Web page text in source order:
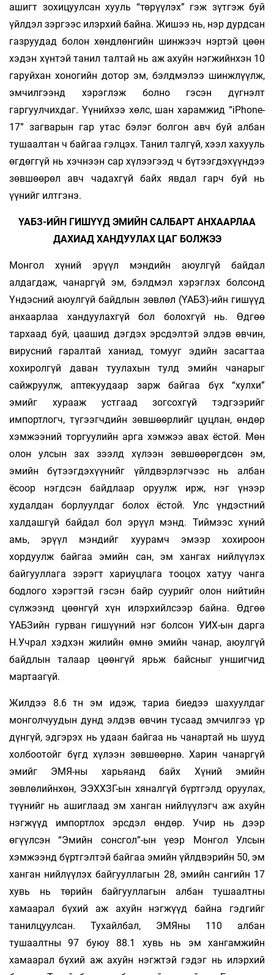
ашигт зохицуулсан хууль “төрүүлэх” гэж зүтгэж буй
үйлдэл зэргээс илэрхий байна. Жишээ нь, нэр дурдсан
газруудад болон хөндлөнгийн шинжээч нэртэй цөөн
хэдэн хүнтэй танил талтай нь аж ахуйн нэгжийнхэн 10
гаруйхан хоногийн дотор эм, бэлдмэлээ шинжлүүлж,
эмчилгээнд хэрэглэж болно гэсэн дүгнэлт
гаргуулчихдаг. Үүнийхээ хөлс, шан харамжид “iPhone-
17” загварын гар утас бэлэг болгон авч буй албан
тушаалтан ч байгаа гэлцэх. Танил талгүй, хээл хахууль
өгдөггүй нь хэчнээн сар хүлээгээд ч бүтээгдэхүүндээ
зөвшөөрөл авч чадахгүй байх явдал гарч буй нь
үүнийг илтгэнэ.
ҮАБЗ-ИЙН ГИШҮҮД ЭМИЙН САЛБАРТ АНХААРЛАА
ДАХИАД ХАНДУУЛАХ ЦАГ БОЛЖЭЭ
Монгол хүний эрүүл мэндийн аюулгүй байдал
алдагдаж, чанаргүй эм, бэлдмэл хэрэглэх болсонд
Үндэсний аюулгүй байдлын зөвлөл (ҮАБЗ)-ийн гишүүд
анхаарлаа хандуулахгүй бол болохгүй нь. Өдгөө
тархаад буй, цаашид дэгдэх эрсдэлтэй элдэв өвчин,
вирус­­ний гаралтай ханиад, томууг эдийн засагтаа
хохиролгүй даван туулахын тулд эмийн чанарыг
сайжруулж, аптекуудаар зарж байгаа бүх “хулхи”
эмийг хурааж устгаад зогсохгүй тэдгээрийг
импортлогч, түгээгчдийн зөвшөөрлийг цуцлан, өндөр
хэмжээний торгуулийн арга хэмжээ авах ёстой. Мөн
олон улсын зах зээлд хүлээн зөвшөөрөгдсөн эм,
эмийн бүтээгдэхүүнийг үйлдвэрлэгчээс нь албан
ёсоор нэгдсэн байдлаар оруулж ирж, нэг үнээр
худалдан борлуулдаг болох ёстой. Улс үндэстний
халдашгүй байдал бол эрүүл мэнд. Тиймээс хүний
амь, эрүүл мэндийг хуурамч эмээр хохироон
хордуулж байгаа эмийн сан, эм хангах нийлүүлэх
байгууллага зэрэгт хариуцлага тооцох хатуу чанга
бодлого хэрэгтэй гэсэн байр суурийг олон нийтийн
сүлжээнд цөөнгүй хүн илэрхийлсээр байна. Өдгөө
ҮАБЗийн гурван гишүүний нэг болсон УИХ-ын дарга
Н.Учрал хэдхэн жилийн өмнө эмийн чанар, аюулгүй
байдлын талаар цөөнгүй ярьж байсныг уншигчид
мартаагүй.
Жилдээ 8.6 тн эм идэж, тариа биедээ шахуулдаг
монголчуудын дунд элдэв өвчин тусаад эмчилгээ үр
дүнгүй, эдгэрэх нь удаан байгаа нь чанартай нь шууд
холбоотойг бүгд хүлээн зөвшөөрнө. Харин чанаргүй
эмийг ЭМЯ-ны харьяанд байх Хүний эмийн
зөвлөлийнхөн, ЭЭХХЗГ-ын хяналгүй бүртгэлд оруулах,
түүнийг нь ашиглаад эм ханган нийлүүлэгч аж ахуйн
нэгжүүд импортлох эрсдэл өндөр. Учир нь дээр
өгүүлсэн “Эмийн сонсгол”-ын үеэр Монгол Улсын
хэмжээнд бүртгэлтэй байгаа эмийн үйлдвэрийн 50, эм
ханган нийлүүлэх байгууллагын 28, эмийн сангийн 17
хувь нь төрийн байгууллагын албан тушаалтны
хамаарал бүхий аж ахуйн нэгжүүд байна гэдгийг
танилцуулсан. Тухайлбал, ЭМЯны 110 албан
тушаалтны 97 буюу 88.1 хувь нь эм хангамжийн
хамаарал бүхий аж ахуйн нэгжтэй гэдэг нь илэрхий